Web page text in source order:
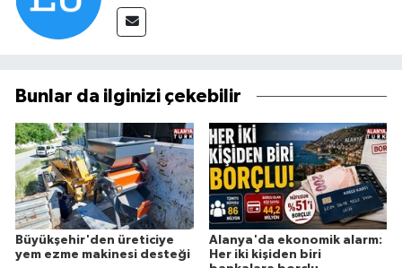
Bunlar da ilginizi çekebilir
Büyükşehir'den üreticiye
yem ezme makinesi desteği
Alanya'da ekonomik alarm:
Her iki kişiden biri